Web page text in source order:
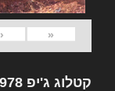
«
‹
קטלוג ג'יפ 1978